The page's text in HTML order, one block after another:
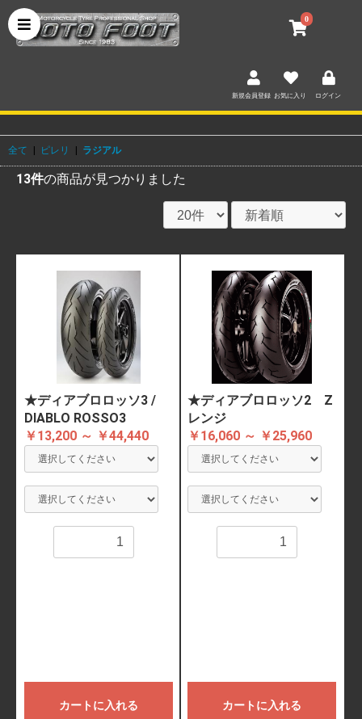
0
新規会員登録 お気に入り ログイン
全て ピレリ ラジアル
13件の商品が見つかりました
★ディアブロロッソ3 /
DIABLO ROSSO3
￥13,200 ～ ￥44,440
カートに入れる
★ディアブロロッソ2 Z
レンジ
￥16,060 ～ ￥25,960
カートに入れる